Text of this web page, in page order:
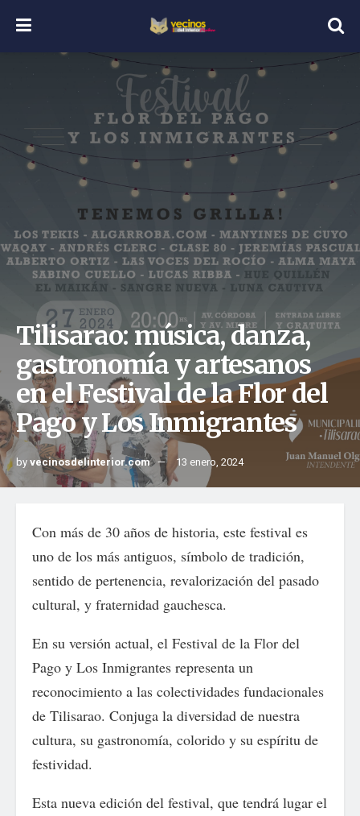
Tilisarao: música, danza,
gastronomía y artesanos
en el Festival de la Flor del
Pago y Los Inmigrantes
byvecinosdelinterior.com 13 enero, 2024
Con más de 30 años de historia, este festival es
uno de los más antiguos, símbolo de tradición,
sentido de pertenencia, revalorización del pasado
cultural, y fraternidad gauchesca.
En su versión actual, el Festival de la Flor del
Pago y Los Inmigrantes representa un
reconocimiento a las colectividades fundacionales
de Tilisarao. Conjuga la diversidad de nuestra
cultura, su gastronomía, colorido y su espíritu de
festividad.
Esta nueva edición del festival, que tendrá lugar el